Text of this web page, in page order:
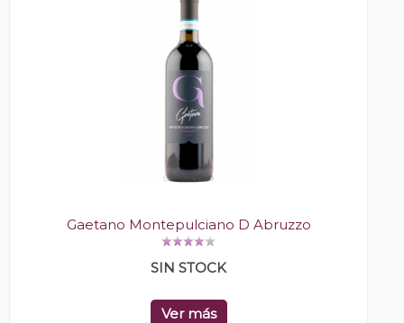
Gaetano Montepulciano D Abruzzo
SIN STOCK
Ver más